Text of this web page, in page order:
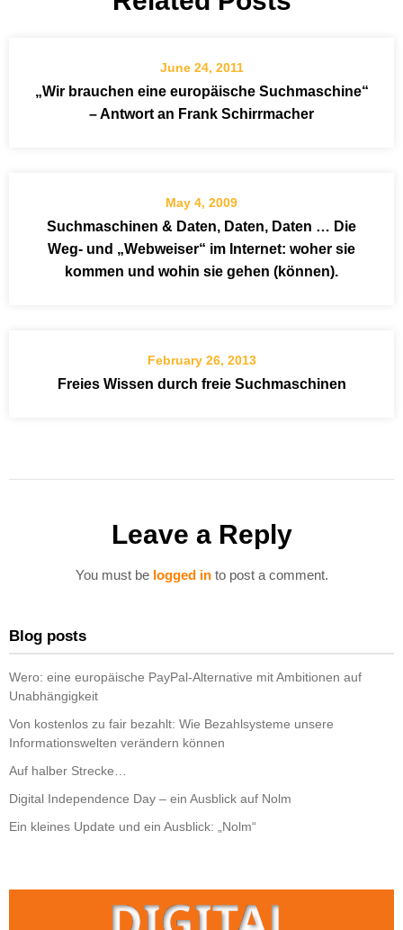
June 24, 2011
„Wir brauchen eine europäische Suchmaschine“
– Antwort an Frank Schirrmacher
May 4, 2009
Suchmaschinen & Daten, Daten, Daten … Die
Weg- und „Webweiser“ im Internet: woher sie
kommen und wohin sie gehen (können).
February 26, 2013
Freies Wissen durch freie Suchmaschinen
Leave a Reply
You must be logged into post a comment.
Blog posts
Wero: eine europäische PayPal-Alternative mit Ambitionen auf
Unabhängigkeit
Von kostenlos zu fair bezahlt: Wie Bezahlsysteme unsere
Informationswelten verändern können
Auf halber Strecke…
Digital Independence Day – ein Ausblick auf Nolm
Ein kleines Update und ein Ausblick: „Nolm“